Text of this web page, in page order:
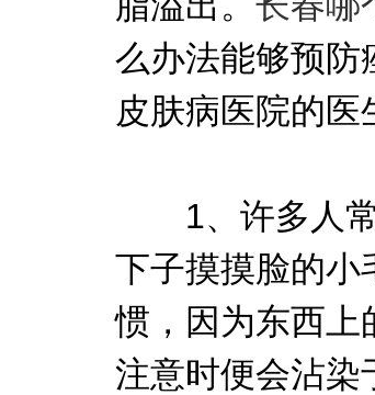
么办法能够预防
皮肤病医院的医
1、许多人常
下子摸摸脸的小
惯，因为东西上
注意时便会沾染